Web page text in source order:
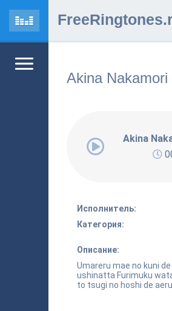
Akina
Akina
Исполнитель:
Категория:
Описание:
Umareru mae no kuni
ushinatta Furimuku
to tsugi no hoshi de